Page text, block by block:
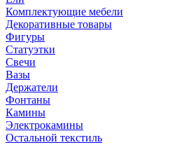
Комплектующие мебели
Декоративные товары
Фигуры
Статуэтки
Свечи
Вазы
Держатели
Фонтаны
Камины
Электрокамины
Остальной текстиль